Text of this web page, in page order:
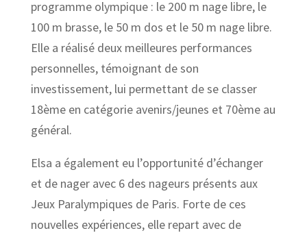
programme olympique : le 200 m nage libre, le
100 m brasse, le 50 m dos et le 50 m nage libre.
Elle a réalisé deux meilleures performances
personnelles, témoignant de son
investissement, lui permettant de se classer
18ème en catégorie avenirs/jeunes et 70ème au
général.
Elsa a également eu l’opportunité d’échanger
et de nager avec 6 des nageurs présents aux
Jeux Paralympiques de Paris. Forte de ces
nouvelles expériences, elle repart avec de